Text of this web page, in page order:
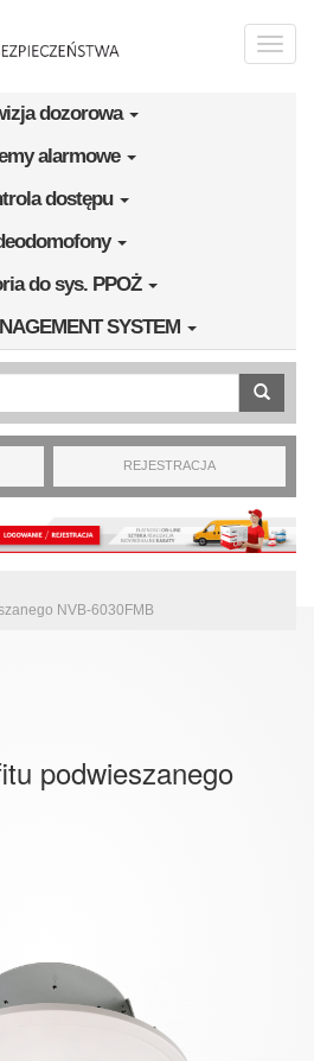
Toggle
dozorowa
alarmowe
dostępu
do sys. PPOŻ
SYSTEM
REJESTRACJA
NVB-6030FMB
podwieszanego